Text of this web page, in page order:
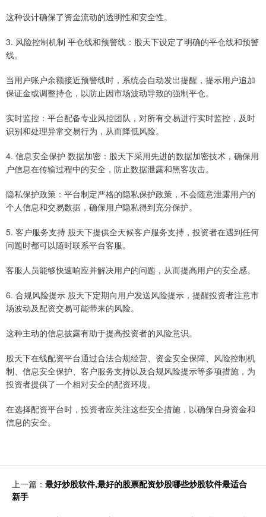
这种设计确保了资金流动的透明性和安全性。
3. 风险控制机制 平仓线和预警线：股天下设定了明确的平仓线和预警
线。
当用户账户余额接近预警线时，系统会自动发出提醒，提示用户追加
保证金或调整持仓，以防止因市场波动导致的强制平仓。
实时监控：平台配备专业风控团队，对所有交易进行实时监控，及时
识别和处理异常交易行为，从而降低风险。
4. 信息安全保护 数据加密：股天下采用先进的数据加密技术，确保用
户信息在传输过程中的安全，防止数据泄露和黑客攻击。
隐私保护政策：平台制定严格的隐私保护政策，不会随意泄露用户的
个人信息和交易数据，确保用户隐私得到充分保护。
5. 客户服务支持 股天下提供全天候客户服务支持，投资者在遇到任何
问题时都可以随时联系平台客服。
客服人员能够快速响应并解决用户的问题，从而提高用户的安全感。
6. 合规风险提示 股天下定期向用户发送风险提示，提醒投资者注意市
场波动及配资交易可能带来的风险。
这种主动的信息披露有助于提高投资者的风险意识。
股天下在线配资平台通过合法合规经营、资金安全保障、风险控制机
制、信息安全保护、客户服务支持以及合规风险提示等多项措施，为
投资者提供了一个相对安全的配资环境。
在选择配资平台时，投资者应关注这些安全措施，以确保自身资金和
信息的安全。
上一篇： 最好炒股软件,最好的股票配资炒股哪些炒股软件最适合
新手